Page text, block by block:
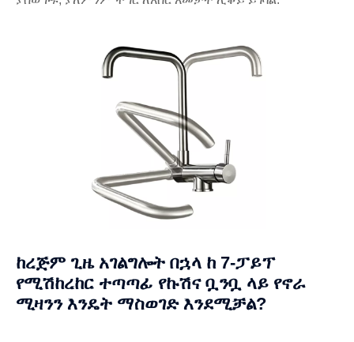
ከረጅም ጊዜ አገልግሎት በኋላ ከ 7-ፓይፕ
የሚሽከረከር ተጣጣፊ የኩሽና ቧንቧ ላይ የኖራ
ሚዛንን እንዴት ማስወገድ እንደሚቻል?